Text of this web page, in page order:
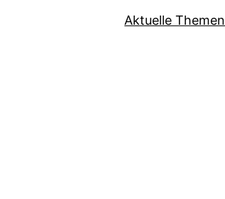
Aktuelle Themen